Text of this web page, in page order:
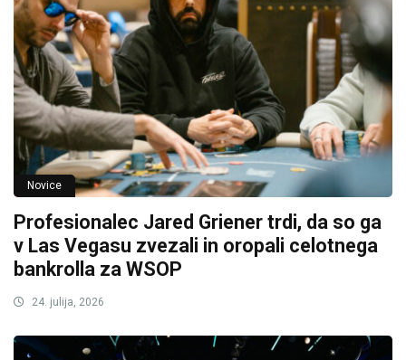
Novice
Profesionalec Jared Griener trdi, da so ga
v Las Vegasu zvezali in oropali celotnega
bankrolla za WSOP
24. julija, 2026